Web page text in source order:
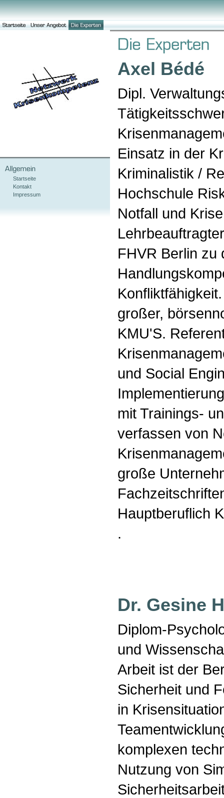
Startseite
Kontakt
Impressum
Axel Bédé
Dipl.
Einsatz in der
Kriminalistik /
Hochschule
Notfall und
FHVR Berlin zu
großer,
KMU'S.
und Social
mit Trainings-
verfassen von
große
Hauptberuflich
.
Dr. Gesine
Diplom-
und
Arbeit ist der
Sicherheit und
in
komplexen
Nutzung von